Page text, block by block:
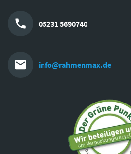
05231 5690740
info@rahmenmax.de